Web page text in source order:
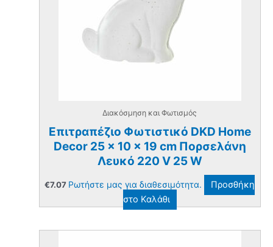
Διακόσμηση και Φωτισμός
Επιτραπέζιο Φωτιστικό DKD Home
Decor 25 x 10 x 19 cm Πορσελάνη
Λευκό 220 V 25 W
€7.07 Ρωτήστε μας για διαθεσιμότητα.
Προσθήκη
στο Καλάθι